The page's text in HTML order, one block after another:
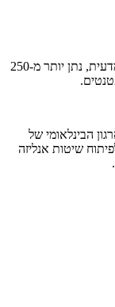
פרופ' בוג פרסם יותר מ-115 מאמרים בעיתונות המדעית, נתן יותר מ-250
הבינלאומי של
שיטות אנליזה